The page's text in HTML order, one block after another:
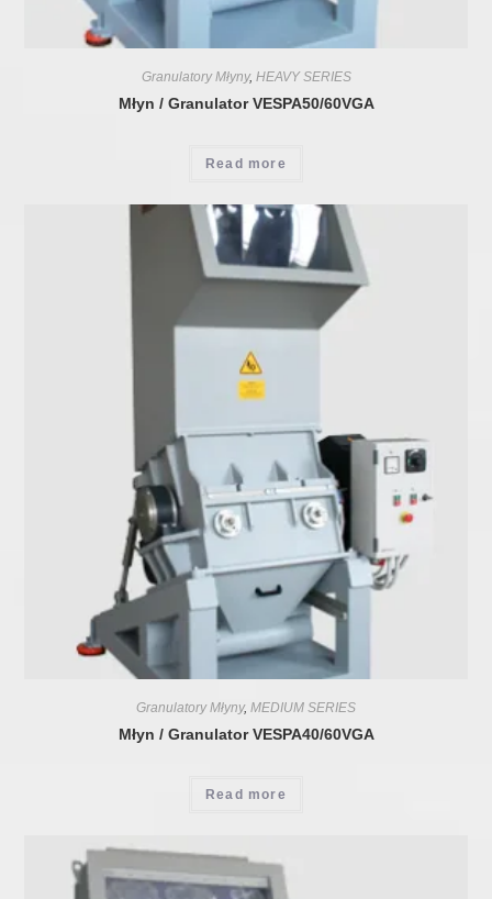
Granulatory Młyny, HEAVY SERIES
Młyn / Granulator VESPA50/60VGA
Read more
Granulatory Młyny, MEDIUM SERIES
Młyn / Granulator VESPA40/60VGA
Read more